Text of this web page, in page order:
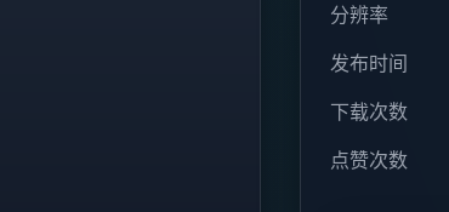
分辨率
发布时间
下载次数
点赞次数